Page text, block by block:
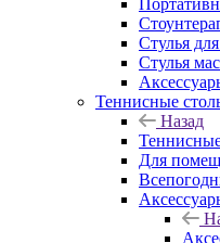
Стулья
Стулья
Теннисные
Назад
Для